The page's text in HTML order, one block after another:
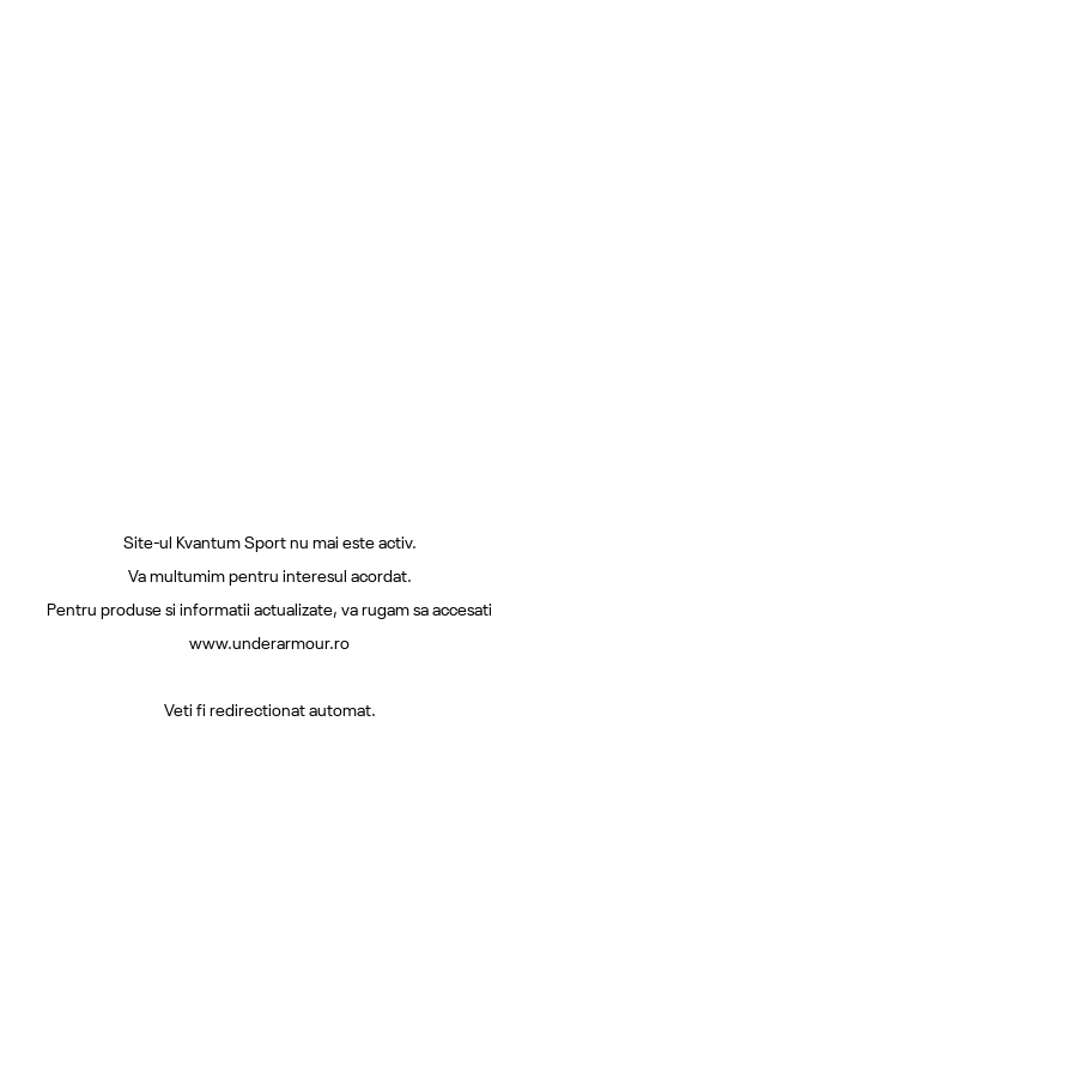
Site-ul Kvantum Sport nu mai este activ.
Va multumim pentru interesul acordat.
Pentru produse si informatii actualizate, va rugam sa accesati
www.underarmour.ro
Veti fi redirectionat automat.